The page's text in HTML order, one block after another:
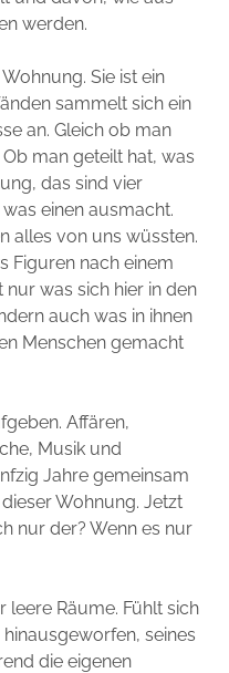
werden.
Sie ist ein
sammelt sich ein
an. Gleich ob man
man geteilt hat, was
das sind vier
einen ausmacht.
alles von uns wüssten.
Figuren nach einem
nur was sich hier in den
auch was in ihnen
Menschen gemacht
Affären,
Musik und
Jahre gemeinsam
Wohnung. Jetzt
nur der? Wenn es nur
leere Räume. Fühlt sich
seines
die eigenen